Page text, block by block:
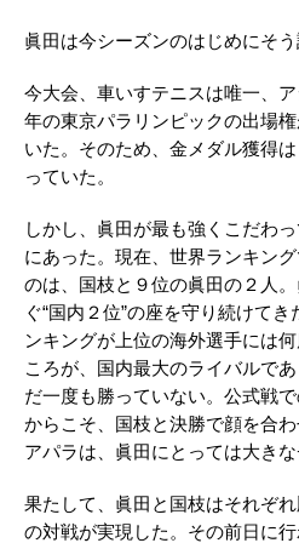
眞田は今シーズンのはじめにそう
今大会、車いすテニスは唯一、
年の東京パラリンピックの出場
いた。そのため、金メダル獲得
っていた。
しかし、眞田が最も強くこだわ
にあった。現在、世界ランキン
のは、国枝と９位の眞田の２人
ぐ“国内２位”の座を守り続けて
ンキングが上位の海外選手には
ころが、国内最大のライバルで
だ一度も勝っていない。公式戦
からこそ、国枝と決勝で顔を合
アパラは、眞田にとっては大きな
果たして、眞田と国枝はそれぞ
の対戦が実現した。その前日に